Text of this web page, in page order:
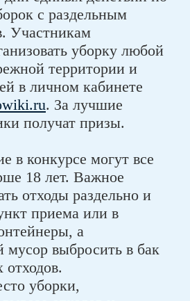
с раздельным
Участникам
уборку любой
территории и
в личном кабинете
. За лучшие
получат призы.
в конкурсе могут все
18 лет. Важное
отходы раздельно и
приема или в
а
мусор выбросить в бак
уборки,